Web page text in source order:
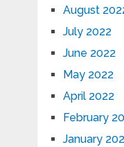
August
July 2022
June 2022
May 2022
April 2022
February
January